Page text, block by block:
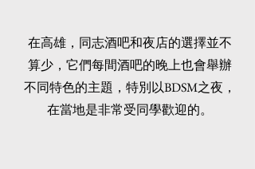
在高雄，同志酒吧和夜店的選擇並不
算少，它們每間酒吧的晚上也會舉辦
不同特色的主題，特別以BDSM之夜，
在當地是非常受同學歡迎的。